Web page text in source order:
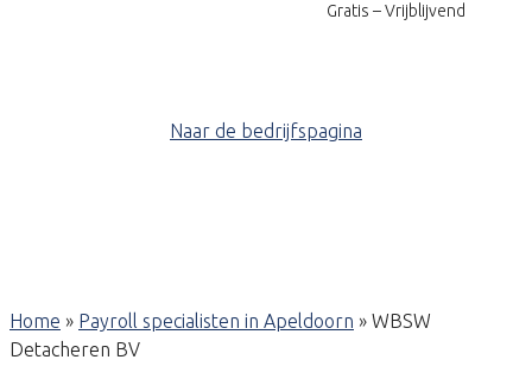
Gratis – Vrijblijvend
Naar de bedrijfspagina
Home » Payroll specialisten in Apeldoorn » WBSW
Detacheren BV